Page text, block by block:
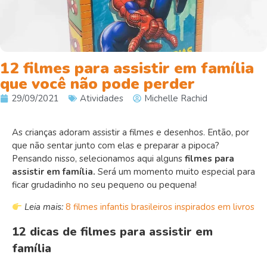
12 filmes para assistir em família
que você não pode perder
29/09/2021 Atividades Michelle Rachid
As crianças adoram assistir a filmes e desenhos. Então, por
que não sentar junto com elas e preparar a pipoca?
Pensando nisso, selecionamos aqui alguns filmes para
assistir em família. Será um momento muito especial para
ficar grudadinho no seu pequeno ou pequena!
Leia mais: 8 filmes infantis brasileiros inspirados em livros
12 dicas de filmes para assistir em
família